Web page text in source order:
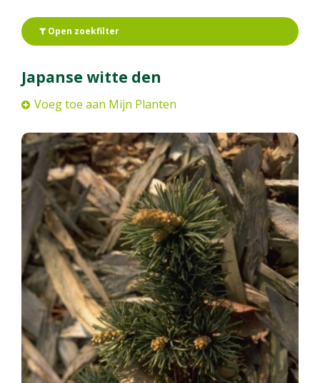
Open zoekfilter
Japanse witte den
Voeg toe aan Mijn Planten